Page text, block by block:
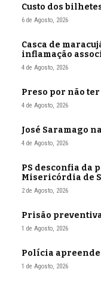
Custo dos
6 de Agosto, 2026
Casca de
inflamação
4 de Agosto, 2026
Preso por não
4 de Agosto, 2026
José Saramago
4 de Agosto, 2026
PS desconfia da
Misericórdia de
2 de Agosto, 2026
Prisão
1 de Agosto, 2026
Polícia
1 de Agosto, 2026